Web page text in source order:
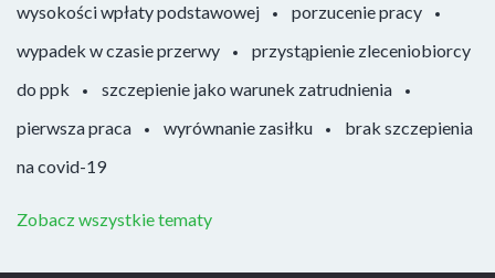
wysokości wpłaty podstawowej
porzucenie pracy
wypadek w czasie przerwy
przystąpienie zleceniobiorcy
do ppk
szczepienie jako warunek zatrudnienia
pierwsza praca
wyrównanie zasiłku
brak szczepienia
na covid-19
Zobacz wszystkie tematy